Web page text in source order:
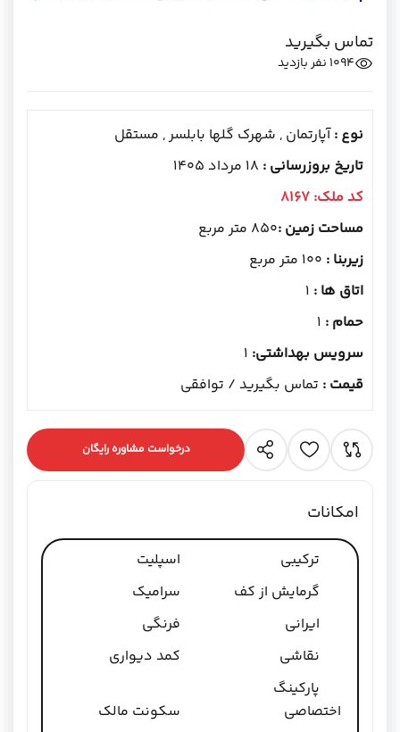
تماس بگیرید
1094 نفر بازدید
نوع :آپارتمان , شهرک گلها بابلسر , مستقل
تاریخ بروزرسانی : 18 مرداد 1405
کد ملک:
مساحت زمین :850 متر مربع
زیربنا : 100 متر مربع
اتاق ها : 1
حمام : 1
سرویس بهداشتی: 1
قیمت : تماس بگیرید / توافقی
درخواست مشاوره رایگان
امکانات
ترکیبی
اسپلیت
گرمایش از کف
سرامیک
ایرانی
فرنگی
نقاشی
کمد دیواری
پارکینگ
اختصاصی
سکونت مالک